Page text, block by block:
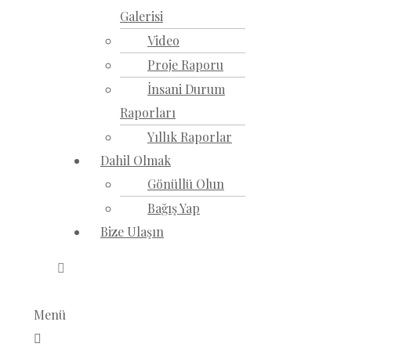
Galerisi
Video
Proje Raporu
İnsani Durum
Raporları
Yıllık Raporlar
Dahil Olmak
Gönüllü Olun
Bağış Yap
Bize Ulaşın
Menü